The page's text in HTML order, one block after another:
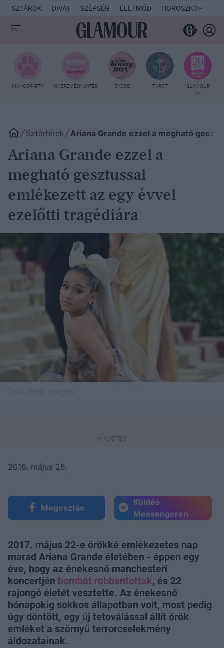
SZTÁROK DIVAT SZÉPSÉG ÉLETMÓD HOROSZKÓP
MANCSPARTY NYEREMÉNYJÁTÉK SYOSS TAROT
GLAMOUR
20
Sztárhírek Ariana Grande ezzel a megható
Ariana Grande ezzel a
megható gesztussal
emlékezett az egy évvel
ezelőtti tragédiára
2018. május 25.
Megosztás
Küldés
Messengeren
2017. május 22-e örökké emlékezetes nap
marad Ariana Grande életében - éppen egy
éve, hogy az énekesnő manchesteri
koncertjén bombát robbantottak, és 22
rajongó életét vesztette. Az énekesnő
hónapokig sokkos állapotban volt, most pedig
úgy döntött, egy új tetoválással állít örök
emléket a szörnyű terrorcselekmény
áldozatainak.